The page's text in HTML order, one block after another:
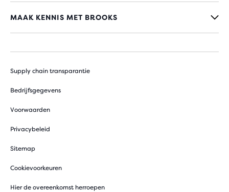
MAAK KENNIS MET BROOKS
Supply chain transparantie
Bedrijfsgegevens
Voorwaarden
Privacybeleid
Sitemap
Cookievoorkeuren
Hier de overeenkomst herroepen